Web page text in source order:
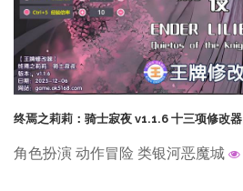
终焉之莉莉：骑士寂夜 v1.1.6 十三项修改器
角色扮演 动作冒险 类银河恶魔城